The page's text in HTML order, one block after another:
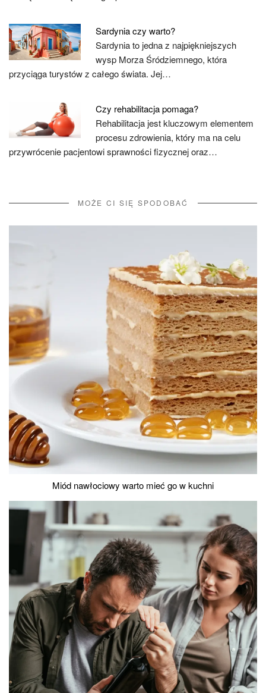
Sardynia czy warto?
Sardynia to jedna z najpiękniejszych
wysp Morza Śródziemnego, która
przyciąga turystów z całego świata. Jej…
Czy rehabilitacja pomaga?
Rehabilitacja jest kluczowym elementem
procesu zdrowienia, który ma na celu
przywrócenie pacjentowi sprawności fizycznej oraz…
MOŻE CI SIĘ SPODOBAĆ
Miód nawłociowy warto mieć go w kuchni